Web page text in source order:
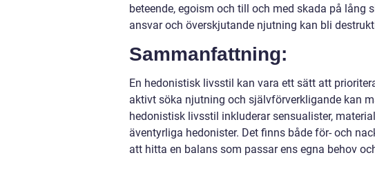
beteende, egoism och till och med skada på
ansvar och överskjutande njutning kan bli
Sammanfattning:
En hedonistisk livsstil kan vara ett sätt att
aktivt söka njutning och självförverkligande kan
hedonistisk livsstil inkluderar sensualister,
äventyrliga hedonister. Det finns både för- och
att hitta en balans som passar ens egna behov